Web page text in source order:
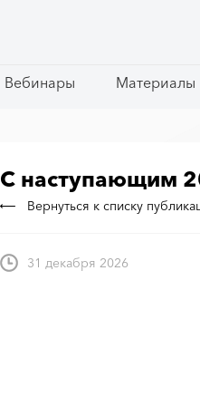
Вебинары Материалы
Вебинары Материалы
С наступающим
Вернуться к списку
31 декабря 2026